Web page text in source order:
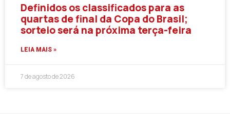
Definidos os classificados para as
quartas de final da Copa do Brasil;
sorteio será na próxima terça-feira
LEIA MAIS »
7 de agosto de 2026